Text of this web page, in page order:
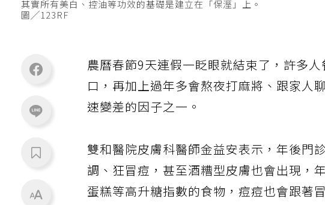
其實所有美白、控油等功效的基礎是建立在「保溼」上。
圖╱123RF
農曆春節9天連假一眨眼就結束了，許多
口，再加上過年多會熬夜打麻將、跟家人
速變差的因子之一。
雙和醫院皮膚科醫師金益安表示，年後門
調、狂冒痘，甚至酒糟型皮膚也會出現，
蛋糕等高升糖指數的食物，痘痘也會跟著